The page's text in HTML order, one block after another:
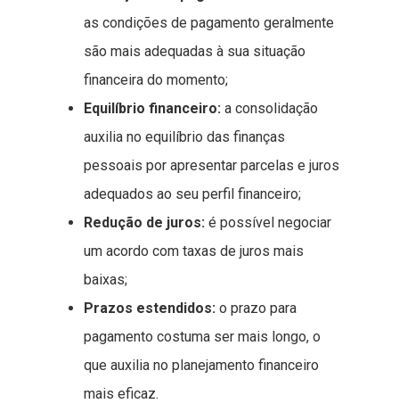
as condições de pagamento geralmente
são mais adequadas à sua situação
financeira do momento;
Equilíbrio financeiro: a consolidação
auxilia no equilíbrio das finanças
pessoais por apresentar parcelas e juros
adequados ao seu perfil financeiro;
Redução de juros: é possível negociar
um acordo com taxas de juros mais
baixas;
Prazos estendidos: o prazo para
pagamento costuma ser mais longo, o
que auxilia no planejamento financeiro
mais eficaz.